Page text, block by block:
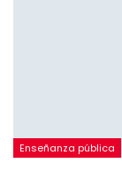
Enseñanza pública